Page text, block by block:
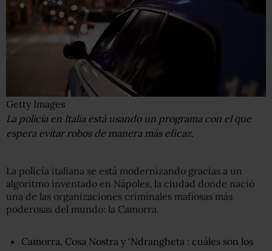
Getty Images
La policía en Italia está usando un programa con el que
espera evitar robos de manera más eficaz.
La policía italiana se está modernizando gracias a un
algoritmo inventado en Nápoles, la ciudad donde nació
una de las organizaciones criminales mafiosas más
poderosas del mundo: la Camorra.
Camorra, Cosa Nostra y ‘Ndrangheta : cuáles son los